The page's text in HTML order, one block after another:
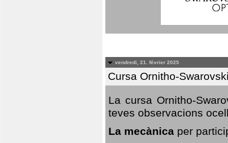
vendredi, 21. février 2025
Cursa Ornitho-
La cursa Ornitho-
teves observacions
La mecànica per